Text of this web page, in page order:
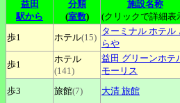
益田
駅から
分類
(室数)
施設名称
(クリックで詳細表
歩1 ホテル(15)
ターミナル ホテル
らや
歩1
ホテル
(141)
益田 グリーンホテ
モーリス
歩3 旅館(7) 大清 旅館